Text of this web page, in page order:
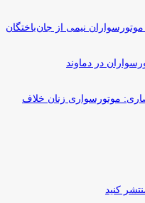
نیمی از جان‌باختگان
در دماوند
موتورسواری زنان خلاف
کنید